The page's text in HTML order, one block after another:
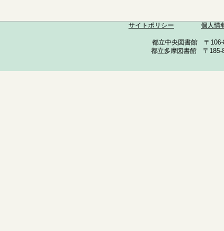
サイトポリシー 個人情
都立中央図書館 〒
都立多摩図書館 〒185-